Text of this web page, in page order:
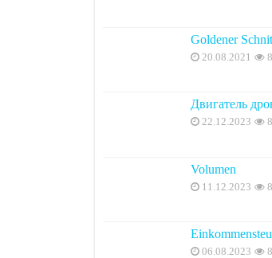
Goldener
20.08.2021
Двигатель
22.12.2023
Volumen
11.12.2023
06.08.2023